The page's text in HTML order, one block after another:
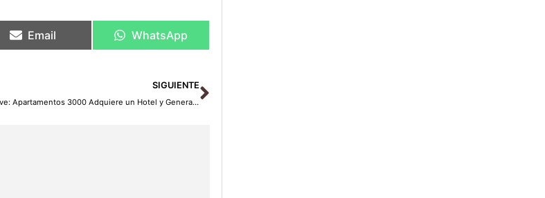
Email WhatsApp
SIGUIENTE
Un Impulso para O Grove: Apartamentos 3000 Adquiere un Hotel y Genera Empleo para 15 Familias de Pontevedra
Siguiente